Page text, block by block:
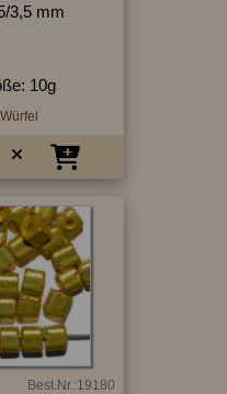
3,5 mm
10g
Best.Nr.:19180